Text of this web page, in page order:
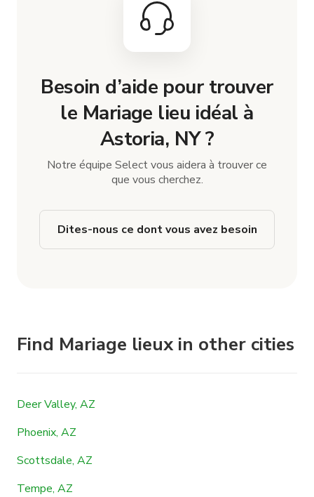
Besoin d’aide pour trouver
le Mariage lieu idéal à
Astoria, NY ?
Notre équipe Select vous aidera à trouver ce
que vous cherchez.
Dites-nous ce dont vous avez besoin
Find Mariage lieux in other cities
Deer Valley, AZ
Phoenix, AZ
Scottsdale, AZ
Tempe, AZ